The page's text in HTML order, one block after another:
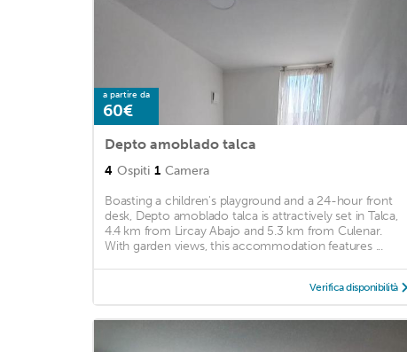
a partire da
60€
Depto amoblado talca
4 Ospiti 1 Camera
Boasting a children's playground and a 24-hour front
desk, Depto amoblado talca is attractively set in Talca,
4.4 km from Lircay Abajo and 5.3 km from Culenar.
With garden views, this accommodation features ...
Verifica disponibilità